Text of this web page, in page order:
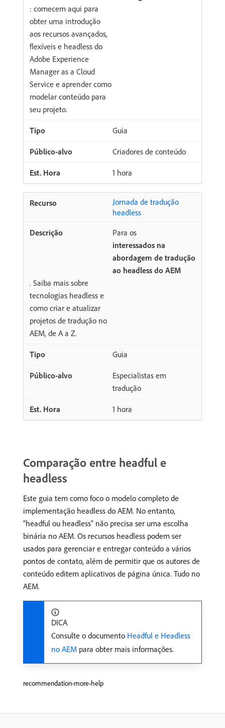
: comecem aqui para
obter uma introdução
aos recursos avançados,
flexíveis e headless do
Adobe Experience
Manager as a Cloud
Service e aprender como
modelar conteúdo para
seu projeto.
Guia
Criadores de conteúdo
1 hora
Jornada de tradução
headless
Para os
interessados na
abordagem de tradução
ao headless do AEM
. Saiba mais sobre
tecnologias headless e
como criar e atualizar
projetos de tradução no
AEM, de A a Z.
Guia
Especialistas em
tradução
1 hora
Comparação entre headful e
headless
Este guia tem como foco o modelo completo de
implementação headless do AEM. No entanto,
“headful ou headless” não precisa ser uma escolha
binária no AEM. Os recursos headless podem ser
usados para gerenciar e entregar conteúdo a vários
pontos de contato, além de permitir que os autores de
conteúdo editem aplicativos de página única. Tudo no
AEM.
DICA
Consulte o documento Headful e Headless
no AEM para obter mais informações.
recommendation-more-help